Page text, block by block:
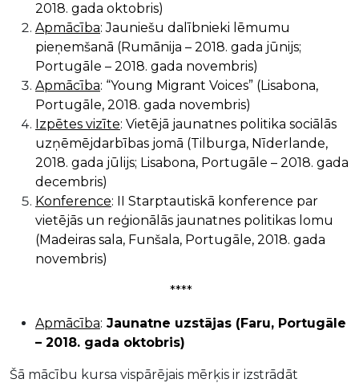
2018. gada oktobris)
Apmācība: Jauniešu dalībnieki lēmumu
pieņemšanā (Rumānija – 2018. gada jūnijs;
Portugāle – 2018. gada novembris)
Apmācība: “Young Migrant Voices” (Lisabona,
Portugāle, 2018. gada novembris)
Izpētes vizīte: Vietējā jaunatnes politika sociālās
uzņēmējdarbības jomā (Tilburga, Nīderlande,
2018. gada jūlijs; Lisabona, Portugāle – 2018. gada
decembris)
Konference: II Starptautiskā konference par
vietējās un reģionālās jaunatnes politikas lomu
(Madeiras sala, Funšala, Portugāle, 2018. gada
novembris)
****
Apmācība: Jaunatne uzstājas (Faru, Portugāle
– 2018. gada oktobris)
Šā mācību kursa vispārējais mērķis ir izstrādāt